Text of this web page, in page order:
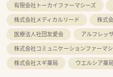
有限会社トーカイファーマシーズ
株式会社メディカルリード
株式
医療法人社団友愛会
アルフレッ
株式会社コミュニケーションファーマ
株式会社スギ薬局
ウエルシア薬